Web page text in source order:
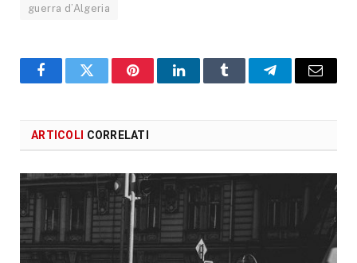
guerra d’Algeria
Facebook
X PinterestLinkedInTumblr TelegramEmail
ARTICOLI CORRELATI